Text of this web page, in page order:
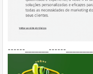
------_______------